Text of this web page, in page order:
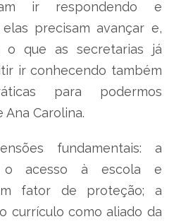
ir respondendo e
precisam avançar e,
o que as secretarias já
ir conhecendo também
para podermos
Ana Carolina.
fundamentais: a
acesso à escola e
fator de proteção; a
currículo como aliado da